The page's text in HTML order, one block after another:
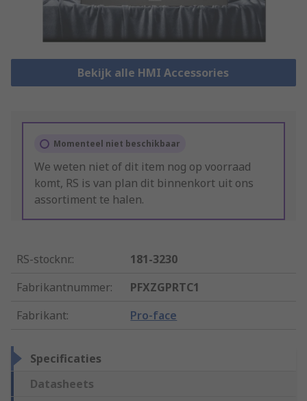
Bekijk alle HMI Accessories
Momenteel niet beschikbaar
We weten niet of dit item nog op voorraad
komt, RS is van plan dit binnenkort uit ons
assortiment te halen.
RS-stocknr.:
181-3230
Fabrikantnummer:
PFXZGPRTC1
Fabrikant: Pro-face
Specificaties
Datasheets